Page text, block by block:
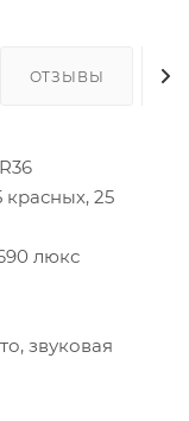
ОТЗЫВЫ
красных, 25
люкс
звуковая